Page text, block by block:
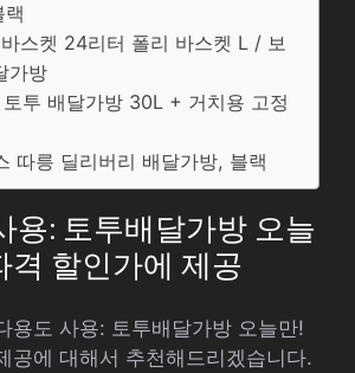
스켓 24리터 폴리 바스켓 L / 보
가방
투 배달가방 30L + 거치용 고정
따릉 딜리버리 배달가방, 블랙
용: 토투배달가방 오늘
격 할인가에 제공
용도 사용: 토투배달가방 오늘만!
공에 대해서 추천해드리겠습니다.